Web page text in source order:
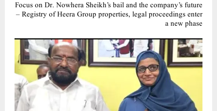
Focus on Dr. Nowhera Sheikh’s bail and the company’s future
– Registry of Heera Group properties, legal proceedings enter
a new phase